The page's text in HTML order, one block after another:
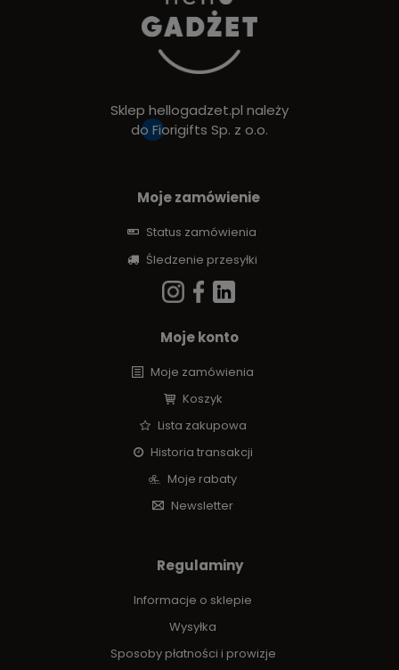
Sklep hellogadzet.pl należy
do Fiorigifts Sp. z o.o.
Moje zamówienie
Status zamówienia
Śledzenie przesyłki
Moje konto
Moje zamówienia
Koszyk
Lista zakupowa
Historia transakcji
Moje rabaty
Newsletter
Regulaminy
Informacje o sklepie
Wysyłka
Sposoby płatności i prowizje